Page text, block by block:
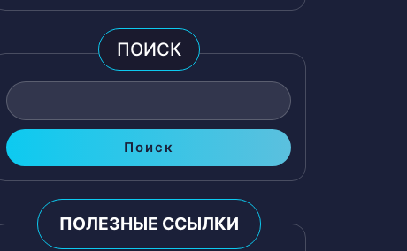
ПОИСК
Поиск
ПОЛЕЗНЫЕ ССЫЛКИ